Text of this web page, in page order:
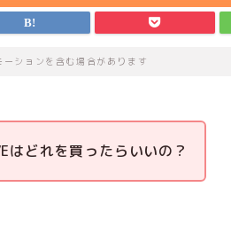
ションを含む場合があります
はどれを買ったらいいの？